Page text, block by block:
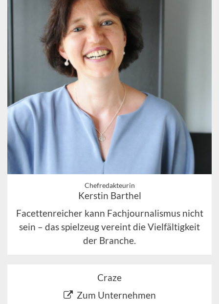
Chefredakteurin
Kerstin Barthel
Facettenreicher kann Fachjournalismus nicht
sein – das spielzeug vereint die Vielfältigkeit
der Branche.
Craze
Zum Unternehmen